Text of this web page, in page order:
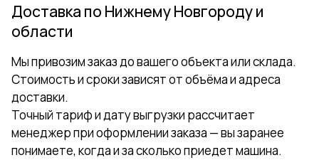
Доставка по Нижнему Новгороду и
области
Мы привозим заказ до вашего объекта или склада.
Стоимость и сроки зависят от объёма и адреса
доставки.
Точный тариф и дату выгрузки рассчитает
менеджер при оформлении заказа — вы заранее
понимаете, когда и за сколько приедет машина.